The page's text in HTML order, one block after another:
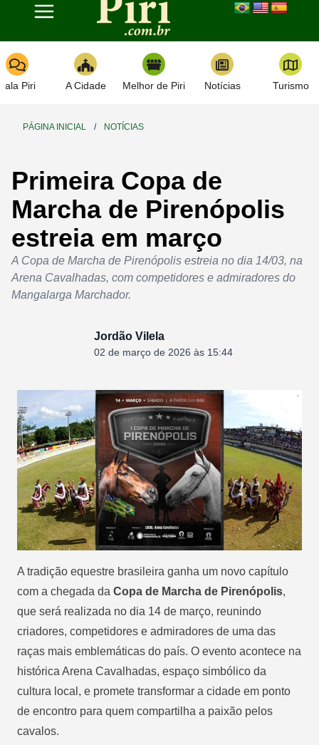
Toggle navigation
Piri A Cidade Melhor de Piri Notícias Turismo
PÁGINA INICIAL / NOTÍCIAS
Primeira Copa de
Marcha de Pirenópolis
estreia em março
A Copa de Marcha de Pirenópolis estreia no dia 14/03, na
Arena Cavalhadas, com competidores e admiradores do
Mangalarga Marchador.
Jordão Vilela
02 de março de 2026 às 15:44
A tradição equestre brasileira ganha um novo capítulo
com a chegada da Copa de Marcha de Pirenópolis,
que será realizada no dia 14 de março, reunindo
criadores, competidores e admiradores de uma das
raças mais emblemáticas do país. O evento acontece na
histórica Arena Cavalhadas, espaço simbólico da
cultura local, e promete transformar a cidade em ponto
de encontro para quem compartilha a paixão pelos
cavalos.